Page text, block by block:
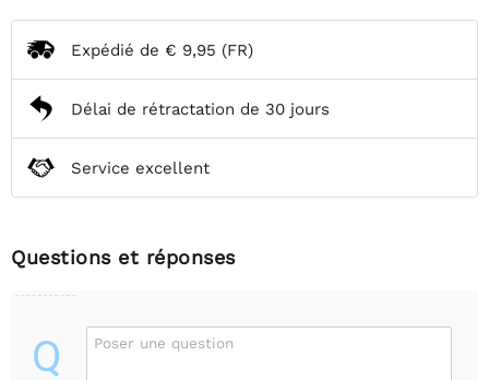
Expédié de € 9,95 (FR)
Délai de rétractation de 30 jours
Service excellent
Questions et réponses
Q Poser une question